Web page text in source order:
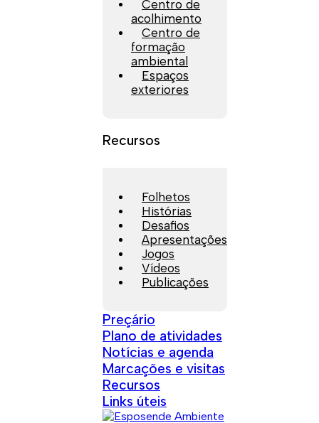
Centro de
acolhimento
Centro de
formação
ambiental
Espaços
exteriores
Recursos
Folhetos
Histórias
Desafios
Apresentações
Jogos
Vídeos
Publicações
Preçário
Plano de atividades
Notícias e agenda
Marcações e visitas
Recursos
Links úteis